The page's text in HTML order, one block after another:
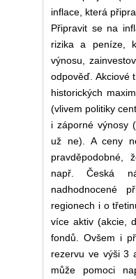
inflace, která
Připravit se na
rizika a peníze,
výnosu,
odpověď. Akciové
historických
(vlivem politiky
i záporné výnosy
už ne). A ceny
pravděpodobné,
např. Česká
nadhodnocené
regionech i o
více aktiv (akcie,
fondů. Ovšem i
rezervu ve výši 3
může pomoci